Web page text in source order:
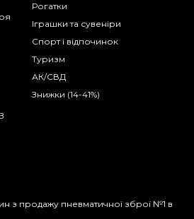
Рогатки
Іграшки та сувеніри
Спорт і відпочинок
Туризм
АК/СВД
Знижки (14-41%)
з продажу пневматичної зброї №1 в